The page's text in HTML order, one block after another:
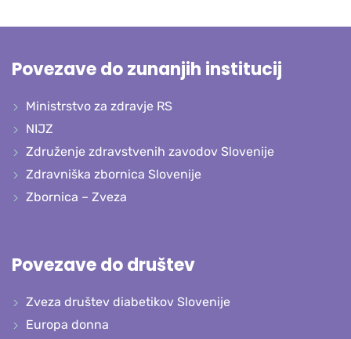
Povezave do zunanjih institucij
Ministrstvo za zdravje RS
NIJZ
Združenje zdravstvenih zavodov Slovenije
Zdravniška zbornica Slovenije
Zbornica – Zveza
Povezave do društev
Zveza društev diabetikov Slovenije
Europa donna